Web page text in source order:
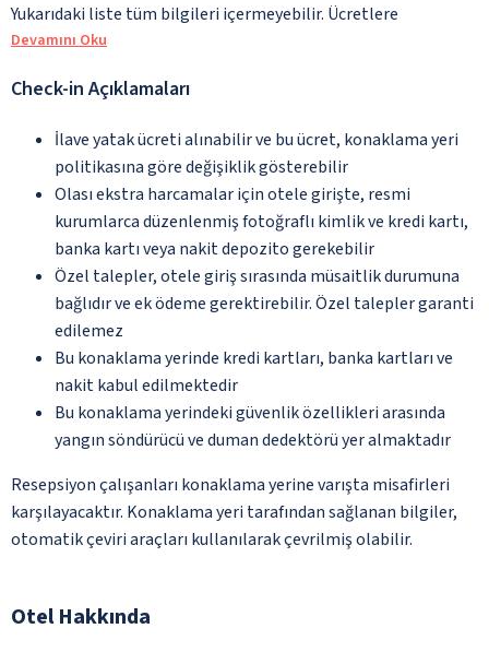
Yukarıdaki liste tüm bilgileri içermeyebilir. Ücretlere
Devamını Oku
Check-in Açıklamaları
İlave yatak ücreti alınabilir ve bu ücret, konaklama yeri
politikasına göre değişiklik gösterebilir
Olası ekstra harcamalar için otele girişte, resmi
kurumlarca düzenlenmiş fotoğraflı kimlik ve kredi kartı,
banka kartı veya nakit depozito gerekebilir
Özel talepler, otele giriş sırasında müsaitlik durumuna
bağlıdır ve ek ödeme gerektirebilir. Özel talepler garanti
edilemez
Bu konaklama yerinde kredi kartları, banka kartları ve
nakit kabul edilmektedir
Bu konaklama yerindeki güvenlik özellikleri arasında
yangın söndürücü ve duman dedektörü yer almaktadır
Resepsiyon çalışanları konaklama yerine varışta misafirleri
karşılayacaktır. Konaklama yeri tarafından sağlanan bilgiler,
otomatik çeviri araçları kullanılarak çevrilmiş olabilir.
Otel Hakkında